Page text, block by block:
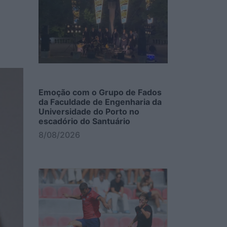
Emoção com o Grupo de Fados
da Faculdade de Engenharia da
Universidade do Porto no
escadório do Santuário
8/08/2026